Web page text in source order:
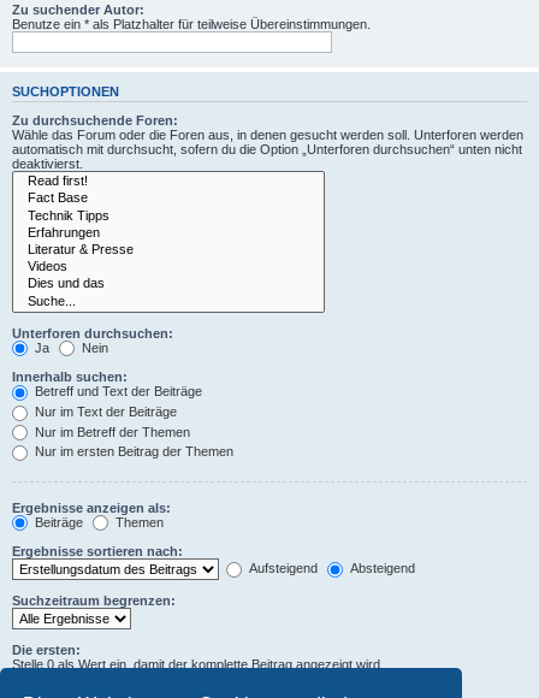
Zu suchender Autor:
Benutze ein * als Platzhalter für teilweise Übereinstimmungen.
SUCHOPTIONEN
Zu durchsuchende Foren:
Wähle das Forum oder die Foren aus, in denen gesucht werden soll. Unterforen werden
automatisch mit durchsucht, sofern du die Option „Unterforen durchsuchen“ unten nicht
deaktivierst.
Unterforen durchsuchen:
Ja
Nein
Innerhalb suchen:
Betreff und Text der Beiträge
Nur im Text der Beiträge
Nur im Betreff der Themen
Nur im ersten Beitrag der Themen
Ergebnisse anzeigen als:
Beiträge
Themen
Ergebnisse sortieren nach:
Aufsteigend
Absteigend
Suchzeitraum begrenzen:
Die ersten:
Stelle 0 als Wert ein, damit der komplette Beitrag angezeigt wird.